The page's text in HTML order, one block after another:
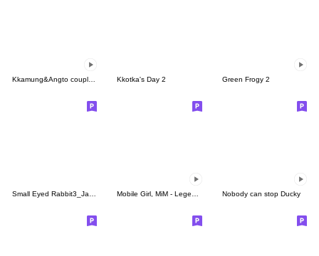
Kkotka's Day 2 Green Frogy 2
Nobody can stop Ducky